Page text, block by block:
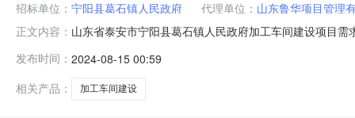
招标单位： 宁阳县葛石镇人民政府 代理单位： 山东鲁华项目管理
正文内容： 山东省泰安市宁阳县葛石镇人民政府加工车间建设项目
民政府加工车间建设项目，建筑面积1980平方米，地上
家相关要求标准。3、需满足
发布时间： 2024-08-15 00:59
相关产品：
加工车间建设